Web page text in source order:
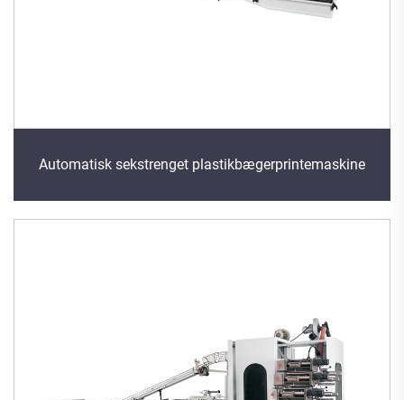
Automatisk sekstrenget plastikbægerprintemaskine